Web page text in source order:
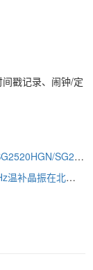
戳记录、闹钟/定
能高性能网络与PCIe应用
短报文终端的应用